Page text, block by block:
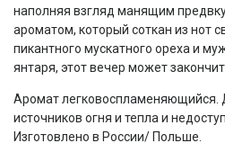
наполняя взгляд манящим
ароматом, который соткан из нот
пикантного мускатного ореха и
янтаря, этот вечер может
Аромат
источников огня и тепла и
Изготовлено в России/ Польше.